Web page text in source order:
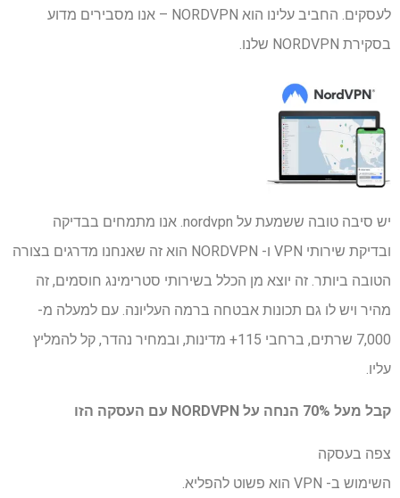
לעסקים. החביב עלינו הוא NORDVPN – אנו מסבירים מדוע
בסקירת NORDVPN שלנו.
יש סיבה טובה ששמעת על nordvpn. אנו מתמחים בבדיקה
ובדיקת שירותי VPN ו- NORDVPN הוא זה שאנחנו מדרגים בצורה
הטובה ביותר. זה יוצא מן הכלל בשירותי סטרימינג חוסמים, זה
מהיר ויש לו גם תכונות אבטחה ברמה העליונה. עם למעלה מ-
7,000 שרתים, ברחבי 115+ מדינות, ובמחיר נהדר, קל להמליץ ​​
עליו.
קבל מעל 70% הנחה על NORDVPN עם העסקה הזו
צפה בעסקה
השימוש ב- VPN הוא פשוט להפליא.